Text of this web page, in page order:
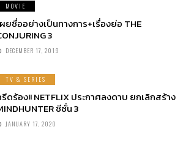
MOVIE
ยชื่ออย่างเป็นทางการ+เรื่องย่อ THE
3
DECEMBER 17, 2019
TV & SERIES
ดร้อง!! NETFLIX ประกาศลงดาบ ยกเลิกสร้าง
ซีซั่น 3
JANUARY 17, 2020